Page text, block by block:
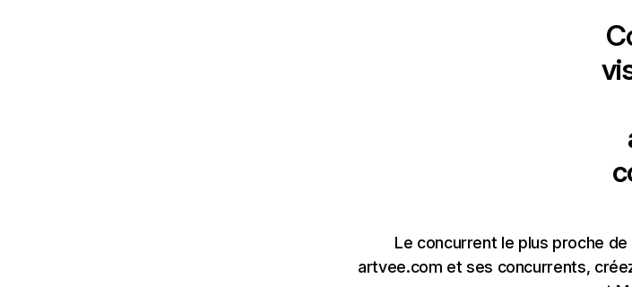
Le concurrent le plus proche
artvee.com et ses concurrents,